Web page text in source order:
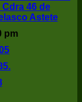
46 de
Astete
pm